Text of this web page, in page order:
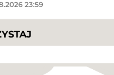
23:59